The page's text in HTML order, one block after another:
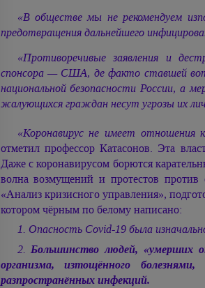
«В обществе мы не рекомендуем
предотвращения дальнейшего
«Противоречивые заявления и
спонсора — США, де факто ставшей
национальной безопасности России, а
жалующихся граждан несут угрозы их
«Коронавирус не имеет отношения
отметил профессор Катасонов. Эта
Даже с коронавирусом борются
волна возмущений и протестов
«Анализ кризисного управления»,
котором чёрным по белому написано:
1. Опасность Covid-19 была
2.Большинство людей, «умерших
организма, изтощённого
разпространённых инфекций.